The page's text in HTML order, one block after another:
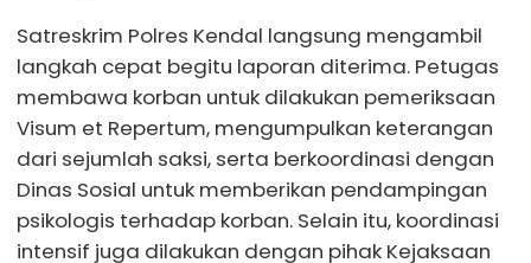
Satreskrim Polres Kendal langsung mengambil
langkah cepat begitu laporan diterima. Petugas
membawa korban untuk dilakukan pemeriksaan
Visum et Repertum, mengumpulkan keterangan
dari sejumlah saksi, serta berkoordinasi dengan
Dinas Sosial untuk memberikan pendampingan
psikologis terhadap korban. Selain itu, koordinasi
intensif juga dilakukan dengan pihak Kejaksaan